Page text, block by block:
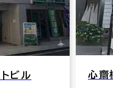
ービル ユタ